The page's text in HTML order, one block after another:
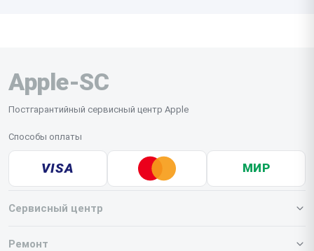
Apple-SC
Постгарантийный сервисный центр Apple
Способы оплаты
VISA МИР
Сервисный центр
О нашем сервисе
Ремонт